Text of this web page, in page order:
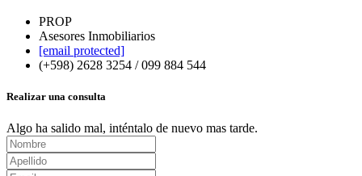
PROP
Asesores Inmobiliarios
[email protected]
(+598) 2628 3254 / 099 884 544
Realizar una consulta
Algo ha salido mal, inténtalo de nuevo mas tarde.